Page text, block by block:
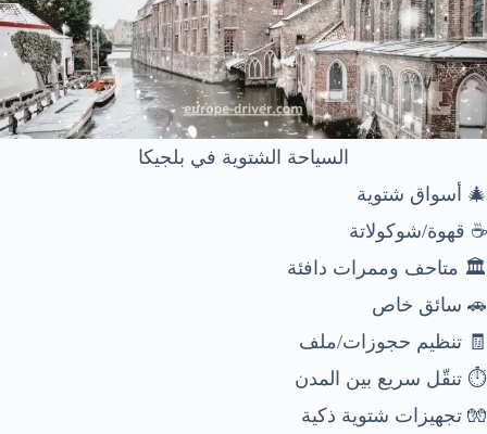
السياحة الشتوية في بلجيكا
🎄 أسواق شتوية
☕ قهوة/شوكولاتة
🏛️ متاحف وممرات دافئة
🚗 سائق خاص
🧾 تنظيم حجوزات/ملف
⏱️ تنقّل سريع بين المدن
🧤 تجهيزات شتوية ذكية